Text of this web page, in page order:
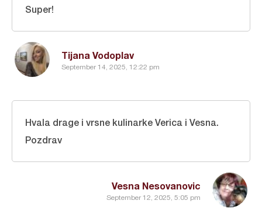
Tijana Vodoplav
September 14, 2025, 12:22 pm
Super!
Vesna Nesovanovic
September 12, 2025, 5:05 pm
Hvala drage i vrsne kulinarke Verica i Vesna.
Pozdrav